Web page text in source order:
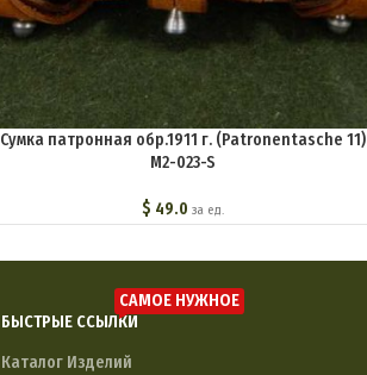
Сумка патронная обр.1911 г. (Patronentasche 11)
M2-023-S
$ 49.0 за ед.
БЫСТРЫЕ ССЫЛКИ
САМОЕ НУЖНОЕ
Каталог Изделий